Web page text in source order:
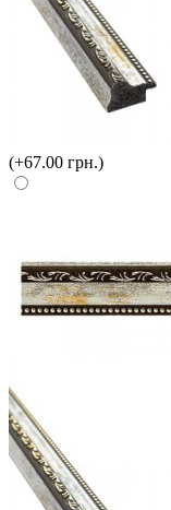
(+67.00 грн.)